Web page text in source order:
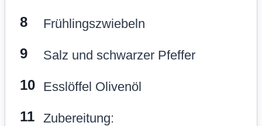
Frühlingszwiebeln
Salz und schwarzer Pfeffer
Esslöffel Olivenöl
Zubereitung: